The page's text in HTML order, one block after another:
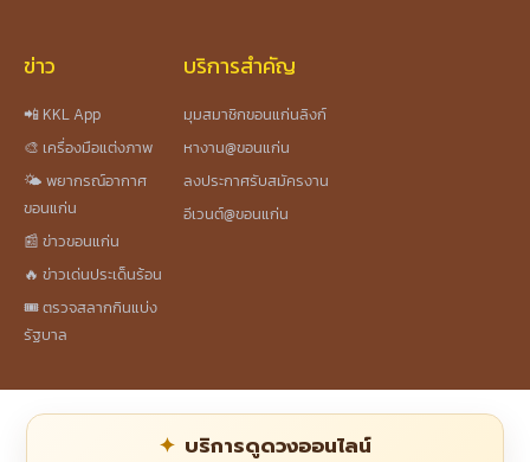
ข่าว
📲 KKL App
🎨 เครื่องมือแต่งภาพ
🌤️ พยากรณ์อากาศ
ขอนแก่น
📰 ข่าวขอนแก่น
🔥 ข่าวเด่นประเด็นร้อน
🎟️ ตรวจสลากกินแบ่ง
รัฐบาล
บริการสำคัญ
มุมสมาชิกขอนแก่นลิงก์
หางาน@ขอนแก่น
ลงประกาศรับสมัครงาน
อีเวนต์@ขอนแก่น
บริการดูดวงออนไลน์